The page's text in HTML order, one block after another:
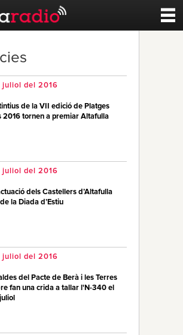
Esports
Qui Som
juliol del 2016
de la VII edició de Platges
2016 tornen a premiar Altafulla
juliol del 2016
dels Castellers d’Altafulla
la Diada d’Estiu
juliol del 2016
del Pacte de Berà i les Terres
fan una crida a tallar l'N-340 el